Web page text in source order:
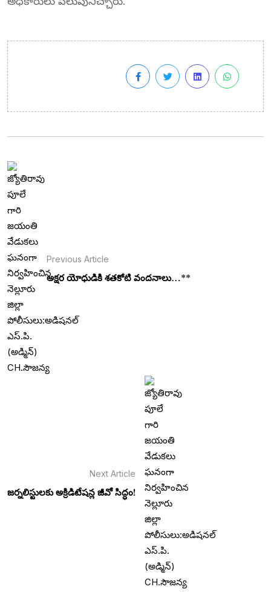
Previous Article
అక్షర యోధుడికి శతకోటి వందనాలు…**
Next Article
జర్నలిస్టులకు అక్రిడిటేషన్ల జీవో సిద్ధం!